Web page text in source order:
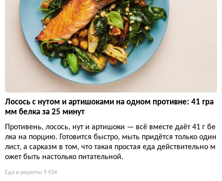
Лосось с нутом и артишоками на одном противне: 41 гра
мм белка за 25 минут
Противень, лосось, нут и артишоки — всё вместе даёт 41 г бе
лка на порцию. Готовится быстро, мыть придётся только один
лист, а сарказм в том, что такая простая еда действительно м
ожет быть настолько питательной.
Еда и рецепты 9 934